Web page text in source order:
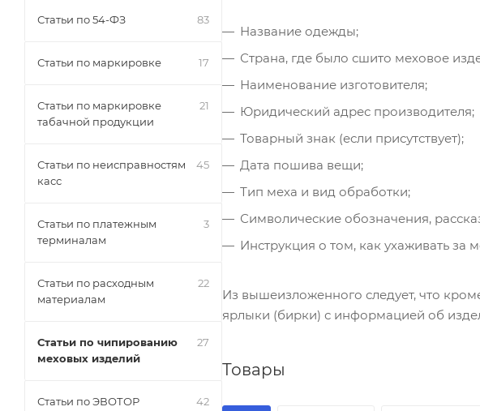
Название одежды;
Страна, где было сшито меховое
Наименование изготовителя;
Юридический адрес производителя;
Товарный знак (если присутствует);
Дата пошива вещи;
Тип меха и вид обработки;
Символические обозначения,
Инструкция о том, как ухаживать за
Из вышеизложенного следует, что
ярлыки (бирки) с информацией об
Товары
Статьи по 54-ФЗ 83
Статьи по маркировке 17
Статьи по маркировке
табачной продукции
21
Статьи по неисправностям
касс
45
Статьи по платежным
терминалам
3
Статьи по расходным
материалам
22
Статьи по чипированию
меховых изделий
27
Статьи по ЭВОТОР 42